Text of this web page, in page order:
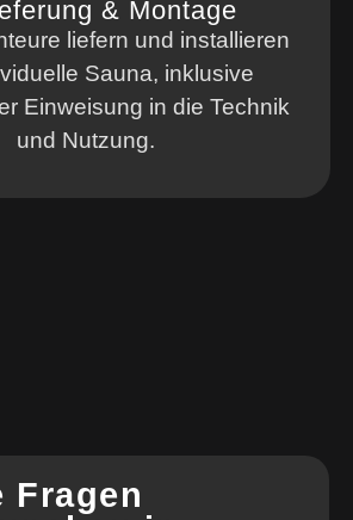
& Montage
liefern und installieren
Sauna, inklusive
Einweisung in die Technik
und Nutzung.
Fragen